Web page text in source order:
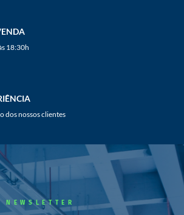
18:30h
dos nossos clientes